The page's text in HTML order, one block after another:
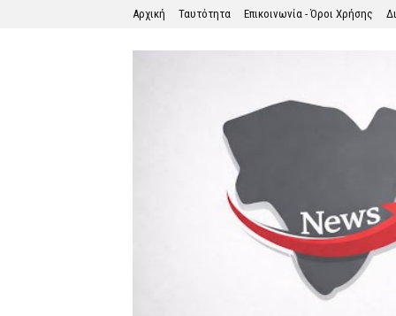
Αρχική Ταυτότητα Επικοινωνία - Όροι Χρήσης